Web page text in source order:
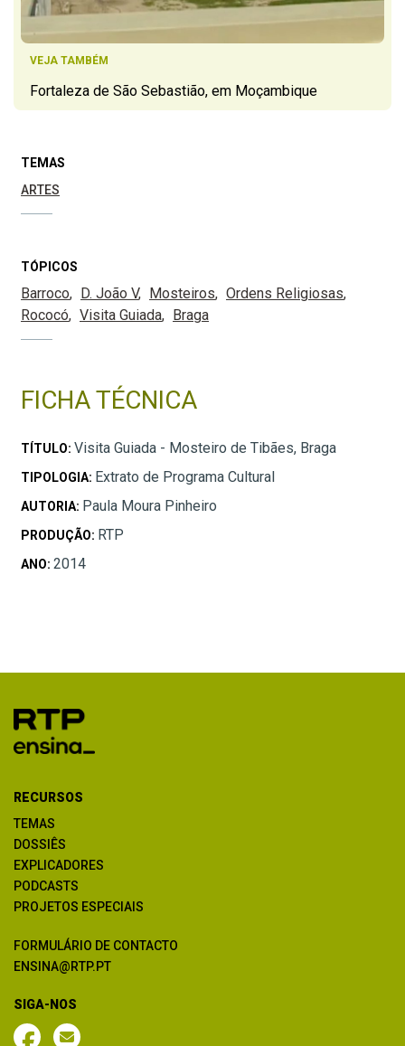
VEJA TAMBÉM
Fortaleza de São Sebastião, em Moçambique
TEMAS
ARTES
TÓPICOS
Barroco D. João V Mosteiros
Ordens Religiosas
Rococó
Visita Guiada Braga
FICHA TÉCNICA
TÍTULO: Visita Guiada - Mosteiro de Tibães, Braga
TIPOLOGIA: Extrato de Programa Cultural
AUTORIA: Paula Moura Pinheiro
PRODUÇÃO: RTP
ANO: 2014
RECURSOS
TEMAS
DOSSIÊS
EXPLICADORES
PODCASTS
PROJETOS ESPECIAIS
FORMULÁRIO DE CONTACTO
ENSINA@RTP.PT
SIGA-NOS